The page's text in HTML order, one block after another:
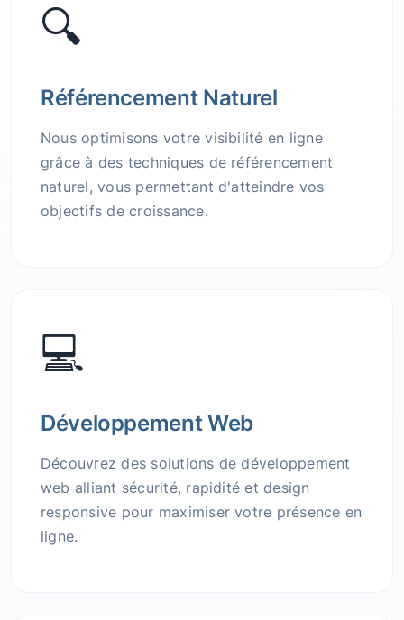
🔍
Référencement Naturel
Nous optimisons votre visibilité en ligne
grâce à des techniques de référencement
naturel, vous permettant d'atteindre vos
objectifs de croissance.
💻
Développement Web
Découvrez des solutions de développement
web alliant sécurité, rapidité et design
responsive pour maximiser votre présence en
ligne.